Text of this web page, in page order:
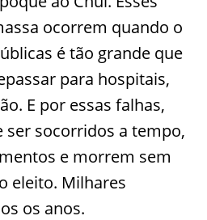
ocorrem quando o
é tão grande que
para hospitais,
E por essas falhas,
ser socorridos a tempo,
e morrem sem
eleito. Milhares
os anos.